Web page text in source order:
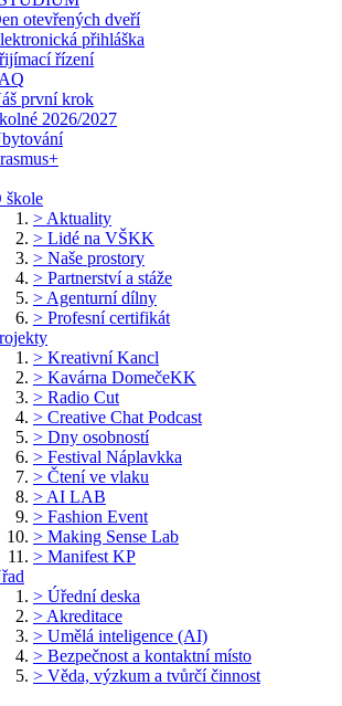
otevřených dveří
přihláška
řízení
první krok
2026/2027
škole
> Aktuality
> Lidé na VŠKK
> Naše prostory
> Partnerství a stáže
> Agenturní dílny
> Profesní certifikát
> Kreativní Kancl
> Kavárna DomečeKK
> Radio Cut
> Creative Chat Podcast
> Dny osobností
> Festival Náplavkka
> Čtení ve vlaku
> AI LAB
> Fashion Event
> Making Sense Lab
> Manifest KP
> Úřední deska
> Akreditace
> Umělá inteligence (AI)
> Bezpečnost a kontaktní místo
> Věda, výzkum a tvůrčí činnost